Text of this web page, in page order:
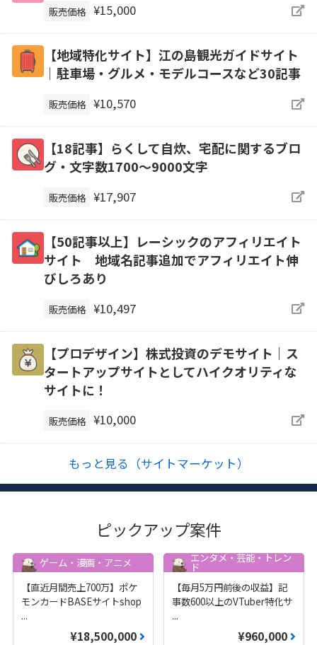
販売価格 ¥15,000
【地域特化サイト】江の島観光ガイドサイト
｜駐車場・グルメ・モデルコースなど30記事
販売価格 ¥10,570
【18記事】らくして自炊、宅配に関するブロ
グ・文字数1700～9000文字
販売価格 ¥17,907
【50記事以上】レーシックのアフィリエイト
サイト 地域名記事追加でアフィリエイト伸
びしろあり
販売価格 ¥10,497
【プロデザイン】株式投資のデモサイト｜ス
タートアップサイトとしてハイクオリティな
サイトに！
販売価格 ¥10,000
もっと見る（サイトマーケット）
ピックアップ案件
ゲーム・漫画・アニメ
【直近月間売上700万】ポケ
モンカードBASEサイトshop
...
¥18,500,000
エンタメ・芸能・トレン
ド
【毎月5万円前後の収益】記
事数600以上のVTuber特化サ
...
¥960,000